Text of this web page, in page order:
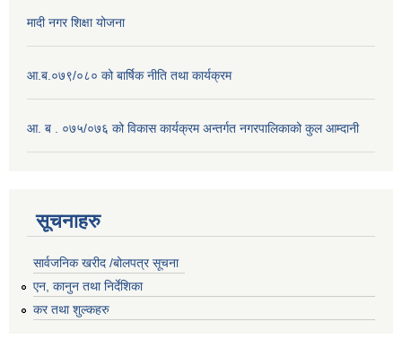
मादी नगर शिक्षा योजना
आ.ब.०७९/०८० को बार्षिक नीति तथा कार्यक्रम
आ. ब . ०७५/०७६ को विकास कार्यक्रम अन्तर्गत नगरपालिकाको कुल आम्दानी
सूचनाहरु
सार्वजनिक खरीद /बोलपत्र सूचना
एन, कानुन तथा निर्देशिका
कर तथा शुल्कहरु